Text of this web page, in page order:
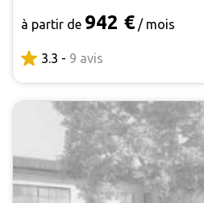
à partir de 942 € / mois
3.3 - 9 avis